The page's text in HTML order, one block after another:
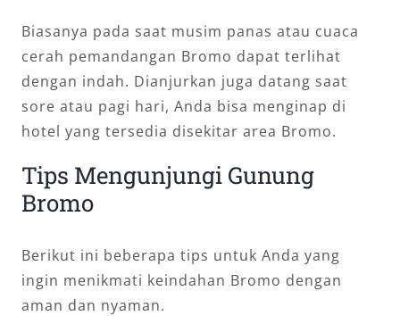
Biasanya pada saat musim panas atau cuaca
cerah pemandangan Bromo dapat terlihat
dengan indah. Dianjurkan juga datang saat
sore atau pagi hari, Anda bisa menginap di
hotel yang tersedia disekitar area Bromo.
Tips Mengunjungi Gunung
Bromo
Berikut ini beberapa tips untuk Anda yang
ingin menikmati keindahan Bromo dengan
aman dan nyaman.